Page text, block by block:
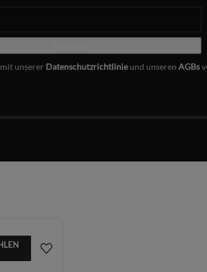
unserer Datenschutzrichtlinie und unseren AGBs